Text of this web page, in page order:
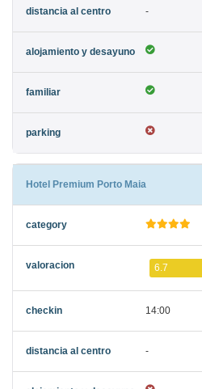
-
Hotel Premium Porto Maia
6.7
14:00
-